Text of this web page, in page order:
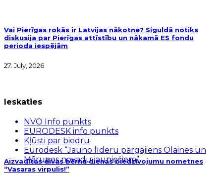
Vai Pierīgas rokās ir Latvijas nākotne? Siguldā notiks
diskusija par Pierīgas attīstību un nākamā ES fondu
perioda iespējām
27. July, 2026
Aizvadītas divas bērnu dienas piedzīvojumu nometnes
“Vasaras virpulis!”
Ieskaties
NVO Info punkts
EURODESK info punkts
Kļūsti par biedru
Eurodesk “Jauno līderu pārgājiens Olaines un
Mārupes novadu jauniešiem”